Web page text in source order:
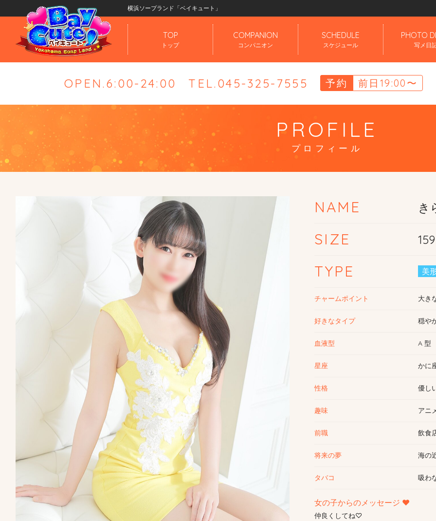
横浜ソープランド「ベイキュート」
TOP
トップ
COMPANION
コンパニオン
SCHEDULE
スケジュール
PHOTO
写メ日
OPEN.6:00-24:00 TEL.045-325-7555 予約 前日19:00〜
PROFILE
プロフィール
NAME き
SIZE
TYPE 美
チャームポイント 大き
好きなタイプ 穏や
血液型 A 型
星座 かに
性格 優し
趣味 アニ
前職 飲食
将来の夢 海の
タバコ 吸わ
女の子からのメッセージ ♥
仲良くしてね♡